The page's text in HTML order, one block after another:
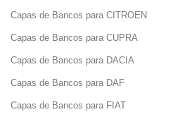
Capas de Bancos para CITROEN
Capas de Bancos para CUPRA
Capas de Bancos para DACIA
Capas de Bancos para DAF
Capas de Bancos para FIAT